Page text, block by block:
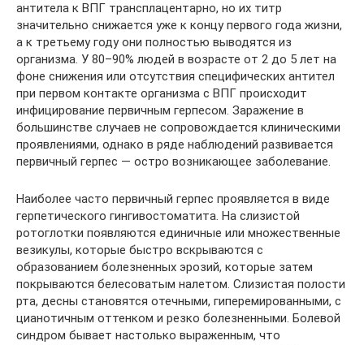
антитела к ВПГ трансплацентарно, но их титр
значительно снижается уже к концу первого года жизни,
а к третьему году они полностью выводятся из
организма. У 80–90% людей в возрасте от 2 до 5 лет на
фоне снижения или отсутствия специфических антител
при первом контакте организма с ВПГ происходит
инфицирование первичным герпесом. Заражение в
большинстве случаев не сопровождается клиническими
проявлениями, однако в ряде наблюдений развивается
первичный герпес — остро возникающее заболевание.
Наиболее часто первичный герпес проявляется в виде
герпетического гингивостоматита. На слизистой
ротоглотки появляются единичные или множественные
везикулы, которые быстро вскрываются с
образованием болезненных эрозий, которые затем
покрываются белесоватым налетом. Слизистая полости
рта, десны становятся отечными, гиперемированными, с
цианотичным оттенком и резко болезненными. Болевой
синдром бывает настолько выраженным, что